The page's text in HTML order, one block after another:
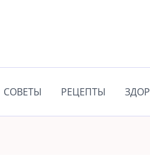
СОВЕТЫ РЕЦЕПТЫ